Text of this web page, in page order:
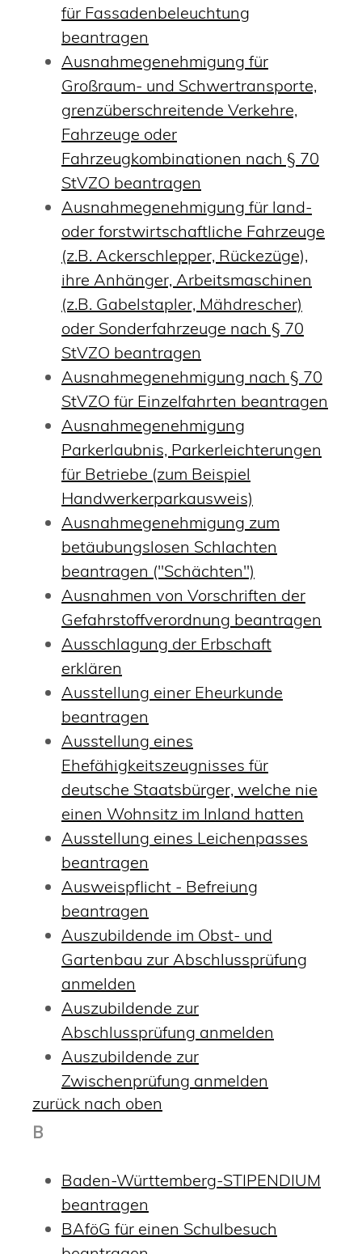
für Fassadenbeleuchtung
beantragen
Ausnahmegenehmigung für
Großraum- und Schwertransporte,
grenzüberschreitende Verkehre,
Fahrzeuge oder
Fahrzeugkombinationen nach § 70
StVZO beantragen
Ausnahmegenehmigung für land-
oder forstwirtschaftliche Fahrzeuge
(z.B. Ackerschlepper, Rückezüge),
ihre Anhänger, Arbeitsmaschinen
(z.B. Gabelstapler, Mähdrescher)
oder Sonderfahrzeuge nach § 70
StVZO beantragen
Ausnahmegenehmigung nach § 70
StVZO für Einzelfahrten beantragen
Ausnahmegenehmigung
Parkerlaubnis, Parkerleichterungen
für Betriebe (zum Beispiel
Handwerkerparkausweis)
Ausnahmegenehmigung zum
betäubungslosen Schlachten
beantragen ("Schächten")
Ausnahmen von Vorschriften der
Gefahrstoffverordnung beantragen
Ausschlagung der Erbschaft
erklären
Ausstellung einer Eheurkunde
beantragen
Ausstellung eines
Ehefähigkeitszeugnisses für
deutsche Staatsbürger, welche nie
einen Wohnsitz im Inland hatten
Ausstellung eines Leichenpasses
beantragen
Ausweispflicht - Befreiung
beantragen
Auszubildende im Obst- und
Gartenbau zur Abschlussprüfung
anmelden
Auszubildende zur
Abschlussprüfung anmelden
Auszubildende zur
Zwischenprüfung anmelden
zurück nach oben
B
Baden-Württemberg-STIPENDIUM
beantragen
BAföG für einen Schulbesuch